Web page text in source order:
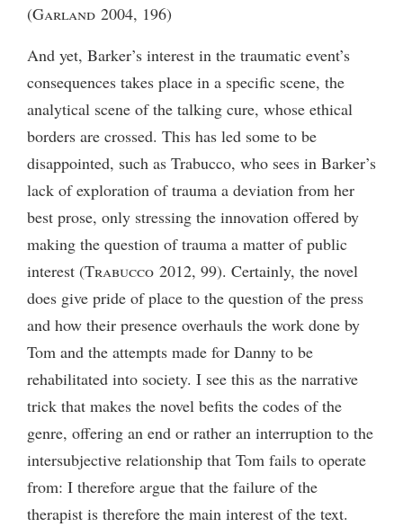
(Garland 2004, 196)
And yet, Barker’s interest in the traumatic event’s
consequences takes place in a specific scene, the
analytical scene of the talking cure, whose ethical
borders are crossed. This has led some to be
disappointed, such as Trabucco, who sees in Barker’s
lack of exploration of trauma a deviation from her
best prose, only stressing the innovation offered by
making the question of trauma a matter of public
interest (Trabucco 2012, 99). Certainly, the novel
does give pride of place to the question of the press
and how their presence overhauls the work done by
Tom and the attempts made for Danny to be
rehabilitated into society. I see this as the narrative
trick that makes the novel befits the codes of the
genre, offering an end or rather an interruption to the
intersubjective relationship that Tom fails to operate
from: I therefore argue that the failure of the
therapist is therefore the main interest of the text.